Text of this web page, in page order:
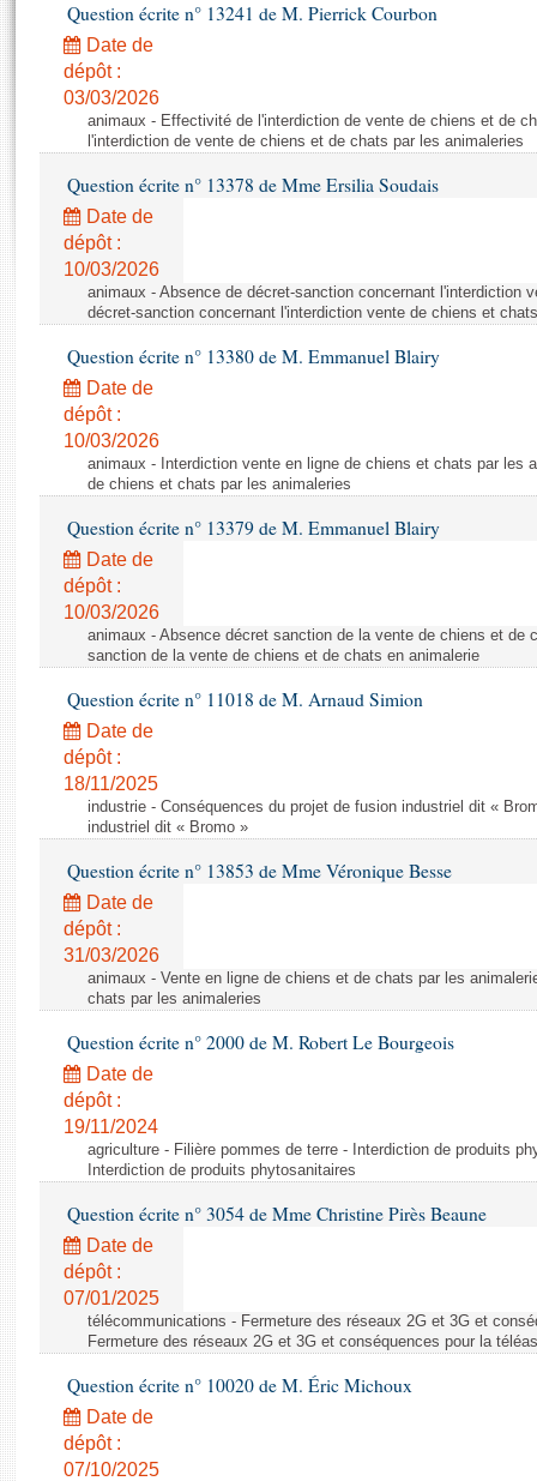
Projets de loi
Propositions de loi
Amendements
Textes adoptés
Rapports législatifs
Rapports sur l'application des lois
Baromètre de l’application des lois
Dossiers législatifs
Budget et sécurité sociale
Questions écrites et orales
Comptes rendus des débats
Histoire
Juniors
Anciennes législatures
Contacts et plan d'accès
Photos libres de droit
Question écrite n° 13241 de M. Pierrick Courbon
Date de
dépôt :
03/03/2026
animaux - Effectivité de l'interdiction de vente de chiens et de
l'interdiction de vente de chiens et de chats par les animaleries
Question écrite n° 13378 de Mme Ersilia Soudais
Date de
dépôt :
10/03/2026
animaux - Absence de décret-sanction concernant l'interdiction
décret-sanction concernant l'interdiction vente de chiens et chats
Question écrite n° 13380 de M. Emmanuel Blairy
Date de
dépôt :
10/03/2026
animaux - Interdiction vente en ligne de chiens et chats par les
de chiens et chats par les animaleries
Question écrite n° 13379 de M. Emmanuel Blairy
Date de
dépôt :
10/03/2026
animaux - Absence décret sanction de la vente de chiens et de
sanction de la vente de chiens et de chats en animalerie
Question écrite n° 11018 de M. Arnaud Simion
Date de
dépôt :
18/11/2025
industrie - Conséquences du projet de fusion industriel dit «
industriel dit « Bromo »
Question écrite n° 13853 de Mme Véronique Besse
Date de
dépôt :
31/03/2026
animaux - Vente en ligne de chiens et de chats par les
chats par les animaleries
Question écrite n° 2000 de M. Robert Le Bourgeois
Date de
dépôt :
19/11/2024
agriculture - Filière pommes de terre - Interdiction de produits
Interdiction de produits phytosanitaires
Question écrite n° 3054 de Mme Christine Pirès Beaune
Date de
dépôt :
07/01/2025
télécommunications - Fermeture des réseaux 2G et 3G et
Fermeture des réseaux 2G et 3G et conséquences pour la
Question écrite n° 10020 de M. Éric Michoux
Date de
dépôt :
07/10/2025